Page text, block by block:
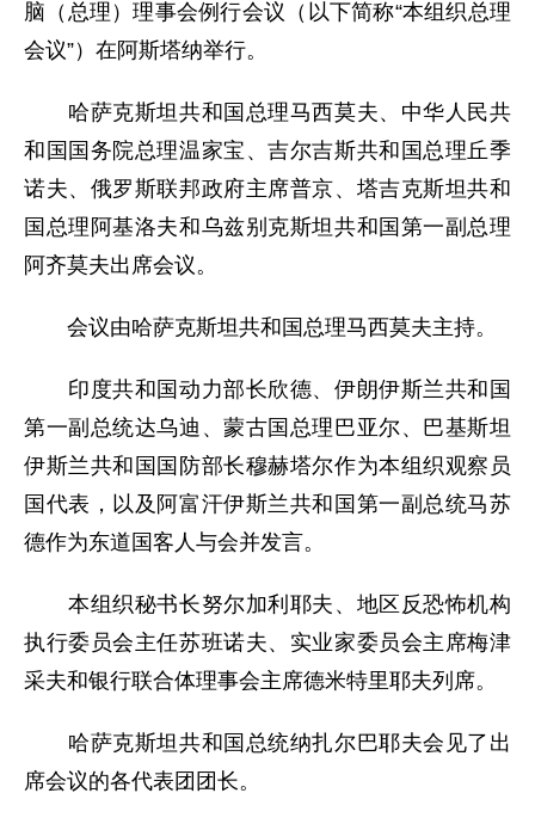
脑（总理）理事会例行会议（以下简称“本组织总理
会议”）在阿斯塔纳举行。
哈萨克斯坦共和国总理马西莫夫、中华人民共
和国国务院总理温家宝、吉尔吉斯共和国总理丘季
诺夫、俄罗斯联邦政府主席普京、塔吉克斯坦共和
国总理阿基洛夫和乌兹别克斯坦共和国第一副总理
阿齐莫夫出席会议。
会议由哈萨克斯坦共和国总理马西莫夫主持。
印度共和国动力部长欣德、伊朗伊斯兰共和国
第一副总统达乌迪、蒙古国总理巴亚尔、巴基斯坦
伊斯兰共和国国防部长穆赫塔尔作为本组织观察员
国代表，以及阿富汗伊斯兰共和国第一副总统马苏
德作为东道国客人与会并发言。
本组织秘书长努尔加利耶夫、地区反恐怖机构
执行委员会主任苏班诺夫、实业家委员会主席梅津
采夫和银行联合体理事会主席德米特里耶夫列席。
哈萨克斯坦共和国总统纳扎尔巴耶夫会见了出
席会议的各代表团团长。